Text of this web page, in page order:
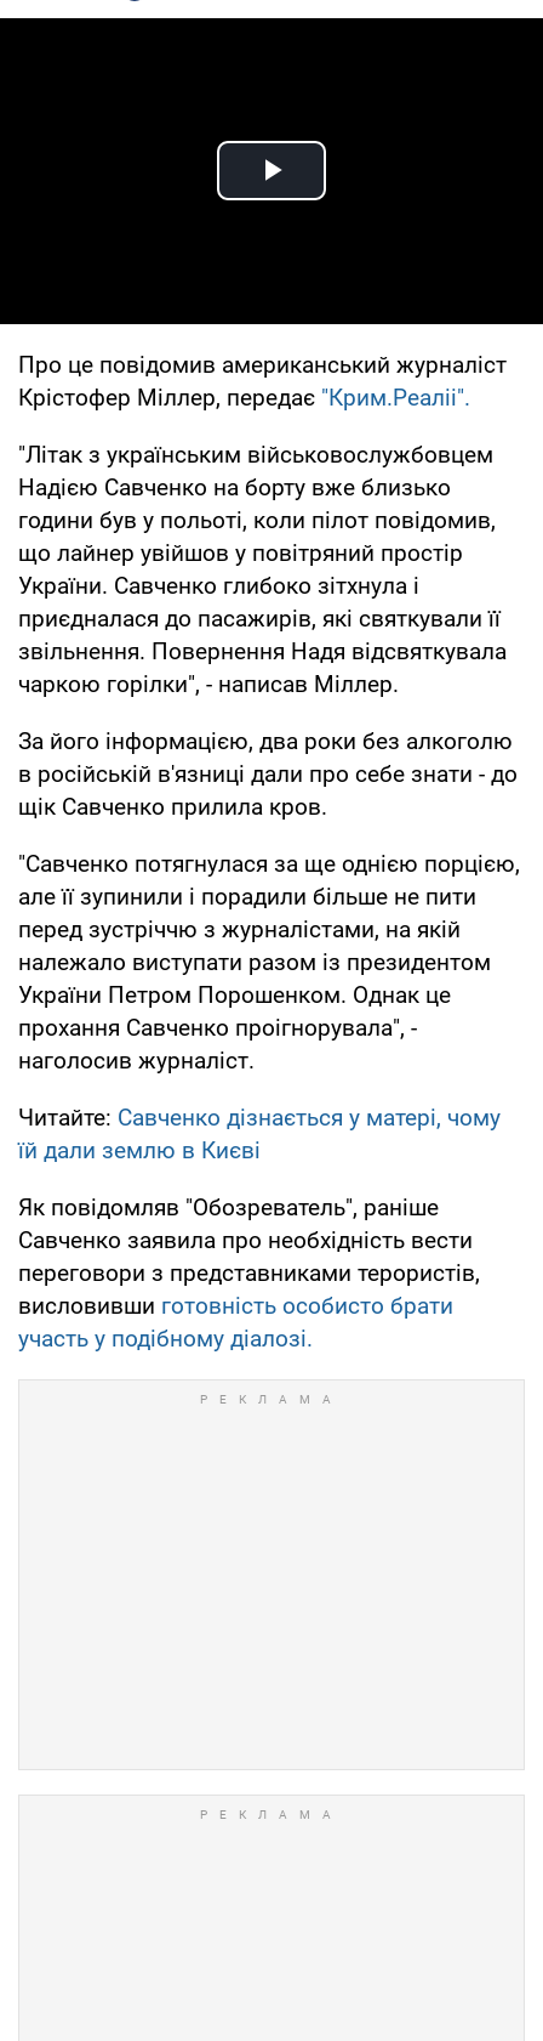
Play Video
Про це повідомив американський журналіст
Крістофер Міллер, передає "Крим.Реаліі".
"Літак з українським військовослужбовцем
Надією Савченко на борту вже близько
години був у польоті, коли пілот повідомив,
що лайнер увійшов у повітряний простір
України. Савченко глибоко зітхнула і
приєдналася до пасажирів, які святкували її
звільнення. Повернення Надя відсвяткувала
чаркою горілки", - написав Міллер.
За його інформацією, два роки без алкоголю
в російській в'язниці дали про себе знати - до
щік Савченко прилила кров.
"Савченко потягнулася за ще однією порцією,
але її зупинили і порадили більше не пити
перед зустріччю з журналістами, на якій
належало виступати разом із президентом
України Петром Порошенком. Однак це
прохання Савченко проігнорувала", -
наголосив журналіст.
Читайте: Савченко дізнається у матері, чому
їй дали землю в Києві
Як повідомляв "Обозреватель", раніше
Савченко заявила про необхідність вести
переговори з представниками терористів,
висловивши готовність особисто брати
участь у подібному діалозі.